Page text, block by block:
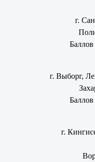
г.
г. Выборг,
г.